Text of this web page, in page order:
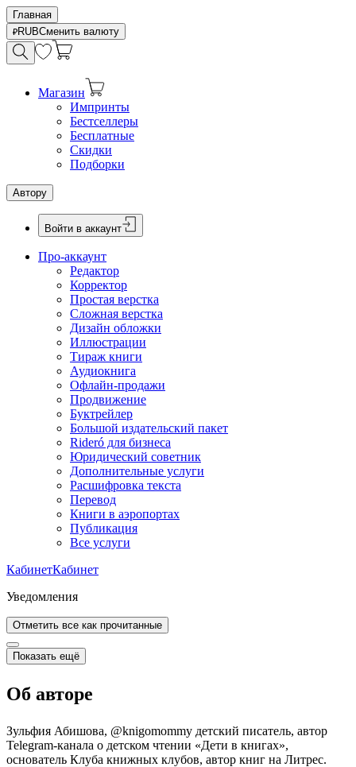
Главная
RUBСменить валюту
Магазин
Импринты
Бестселлеры
Бесплатные
Скидки
Подборки
Автору
Войти в аккаунт
Про-аккаунт
Редактор
Корректор
Простая верстка
Сложная верстка
Дизайн обложки
Иллюстрации
Тираж книги
Аудиокнига
Офлайн-продажи
Продвижение
Буктрейлер
Большой издательский пакет
Rideró для бизнеса
Юридический советник
Дополнительные услуги
Расшифровка текста
Перевод
Книги в аэропортах
Публикация
Все услуги
КабинетКабинет
Уведомления
Отметить все как прочитанные
Показать ещё
Об авторе
Зульфия Абишова, @knigomommy детский писатель, автор
Telegram-канала о детском чтении «Дети в книгах»,
основатель Клуба книжных клубов, автор книг на Литрес.